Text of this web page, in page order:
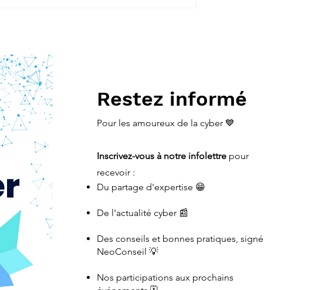
Restez informé
Pour les amoureux de la cyber 💙
Inscrivez-vous à notre infolettre pour
recevoir :
Du partage d'expertise 😁
De l'actualité cyber 📰
Des conseils et bonnes pratiques, signé
NeoConseil 💡
Nos participations aux prochains